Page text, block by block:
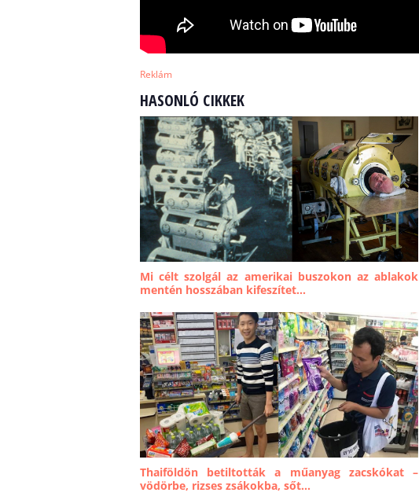
Reklám
HASONLÓ CIKKEK
Mi célt szolgál az amerikai buszokon az ablakok
mentén hosszában kifeszítet...
Thaiföldön betiltották a műanyag zacskókat –
vödörbe, rizses zsákokba, sőt...